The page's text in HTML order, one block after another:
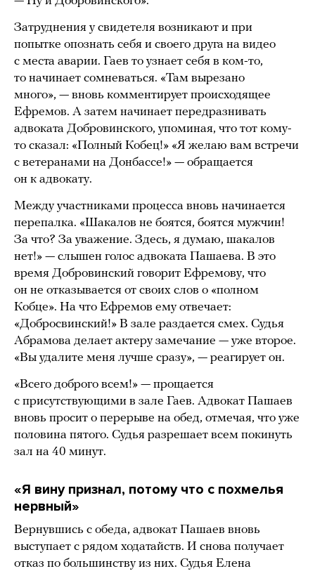
Затруднения у свидетеля возникают и при
попытке опознать себя и своего друга на видео
с места аварии. Гаев то узнает себя в ком-то,
то начинает сомневаться. «Там вырезано
много», — вновь комментирует происходящее
Ефремов. А затем начинает передразнивать
адвоката Добровинского, упоминая, что тот кому-
то сказал: «Полный Кобец!» «Я желаю вам встречи
с ветеранами на Донбассе!» — обращается
он к адвокату.
Между участниками процесса вновь начинается
перепалка. «Шакалов не боятся, боятся мужчин!
За что? За уважение. Здесь, я думаю, шакалов
нет!» — слышен голос адвоката Пашаева. В это
время Добровинский говорит Ефремову, что
он не отказывается от своих слов о «полном
Кобце». На что Ефремов ему отвечает:
«Добросвинский!» В зале раздается смех. Судья
Абрамова делает актеру замечание — уже второе.
«Вы удалите меня лучше сразу», — реагирует он.
«Всего доброго всем!» — прощается
с присутствующими в зале Гаев. Адвокат Пашаев
вновь просит о перерыве на обед, отмечая, что уже
половина пятого. Судья разрешает всем покинуть
зал на 40 минут.
«Я вину признал, потому что с похмелья
нервный»
Вернувшись с обеда, адвокат Пашаев вновь
выступает с рядом ходатайств. И снова получает
отказ по большинству из них. Судья Елена